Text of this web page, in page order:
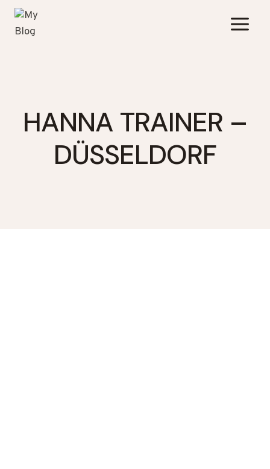
Zum
Inhalt
springen
HANNA TRAINER –
DÜSSELDORF